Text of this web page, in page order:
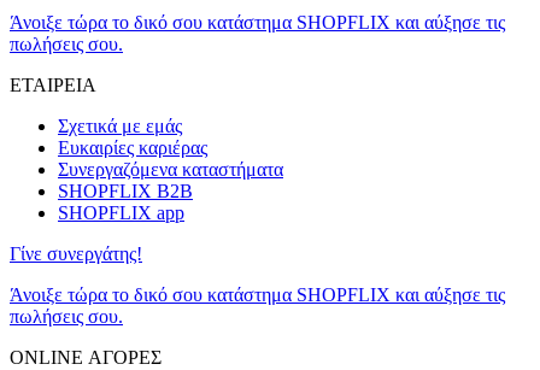
Άνοιξε τώρα το δικό σου κατάστημα SHOPFLIX και αύξησε τις
πωλήσεις σου.
ΕΤΑΙΡΕΙΑ
Σχετικά με εμάς
Ευκαιρίες καριέρας
Συνεργαζόμενα καταστήματα
SHOPFLIX B2B
SHOPFLIX app
Γίνε συνεργάτης!
Άνοιξε τώρα το δικό σου κατάστημα SHOPFLIX και αύξησε τις
πωλήσεις σου.
ONLINE ΑΓΟΡΕΣ